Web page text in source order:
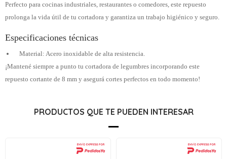
Perfecto para cocinas industriales, restaurantes o comedores, este repuesto
prolonga la vida útil de tu cortadora y garantiza un trabajo higiénico y seguro.
Especificaciones técnicas
Material: Acero inoxidable de alta resistencia.
¡Mantené siempre a punto tu cortadora de legumbres incorporando este
repuesto cortante de 8 mm y asegurá cortes perfectos en todo momento!
PRODUCTOS QUE TE PUEDEN INTERESAR